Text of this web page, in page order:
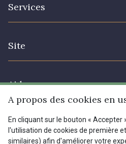
Services
Site
Prix réduits
Aide
Livraison : France,
Retours & réclamations
Menu
A propos des cookies en
En cliquant sur le bouton « Accepter
l'utilisation de cookies de première
similaires) afin d'améliorer votre